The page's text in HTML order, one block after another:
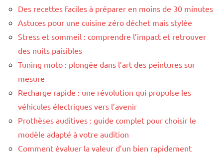
Des recettes faciles à préparer en moins de 30 minutes
Astuces pour une cuisine zéro déchet mais stylée
Stress et sommeil : comprendre l’impact et retrouver
des nuits paisibles
Tuning moto : plongée dans l’art des peintures sur
mesure
Recharge rapide : une révolution qui propulse les
véhicules électriques vers l’avenir
Prothèses auditives : guide complet pour choisir le
modèle adapté à votre audition
Comment évaluer la valeur d’un bien rapidement